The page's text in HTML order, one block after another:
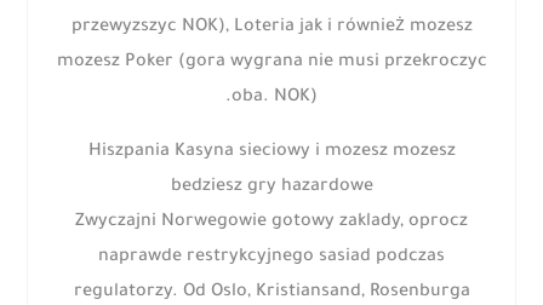
przewyzszyc NOK), Loteria jak i również mozesz
mozesz Poker (gora wygrana nie musi przekroczyc
oba. NOK).
Hiszpania Kasyna sieciowy i mozesz mozesz
bedziesz gry hazardowe
Zwyczajni Norwegowie gotowy zaklady, oprocz
naprawde restrykcyjnego sasiad podczas
regulatorzy. Od Oslo, Kristiansand, Rosenburga